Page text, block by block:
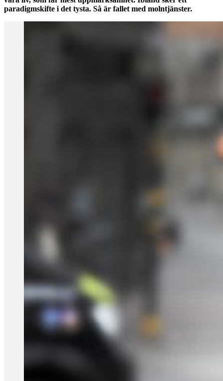
paradigmskifte i det tysta. Så är fallet med molntjänster.